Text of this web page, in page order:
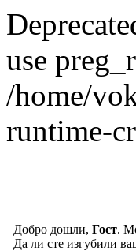
use
/home/
runtime-
Добро дошли, Гост.
Да ли сте изгубили